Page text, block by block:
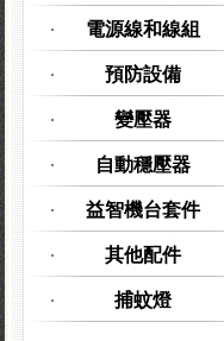
電源線和線組
預防設備
變壓器
自動穩壓器
益智機台套件
其他配件
捕蚊燈